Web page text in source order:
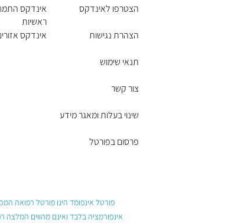
הצטרפו לאינדקס
הצהרת נגישות
תנאי שימוש
צור קשר
שינוי בעלות ומאגר מידע
פרסום בפורטל
אינדקס
ראשיות
אינדקס
פורטל אינפומד הינו פורטל רפואה
אינפורמציה בלבד ואינם מהווים